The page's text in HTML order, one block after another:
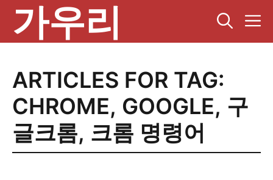
가우리
ARTICLES FOR TAG:
CHROME, GOOGLE, 구
글크롬, 크롬 명령어